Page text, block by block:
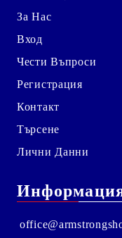
За Нас
Вход
Чести Въпроси
Регистрация
Контакт
Търсене
Лични Данни